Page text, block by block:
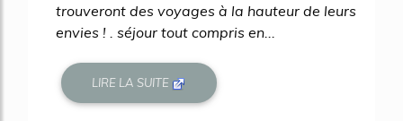
trouveront des voyages à la hauteur de leurs
envies ! . séjour tout compris en...
LIRE LA SUITE